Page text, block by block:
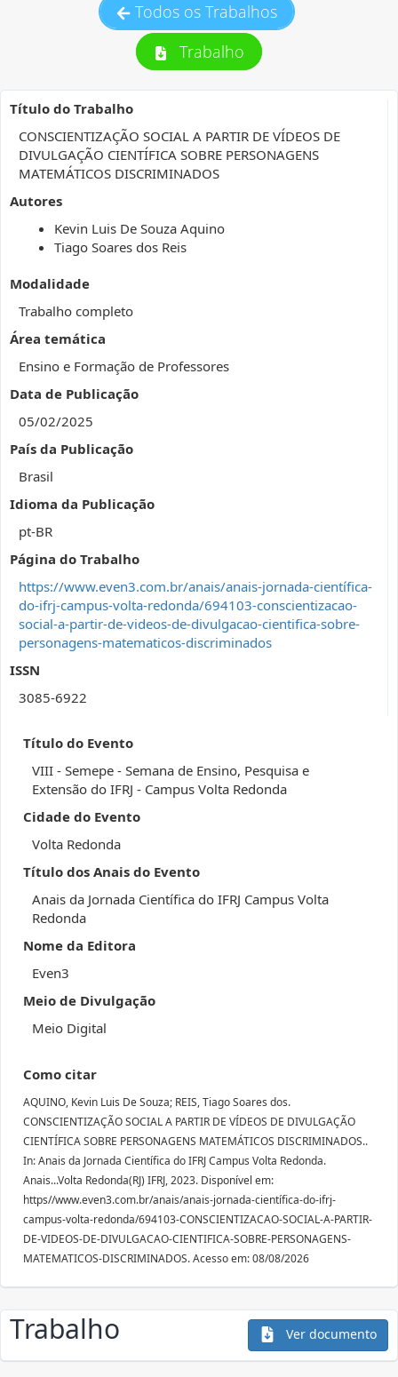
Todos os Trabalhos
Trabalho
Título do Trabalho
CONSCIENTIZAÇÃO SOCIAL A PARTIR DE VÍDEOS DE
DIVULGAÇÃO CIENTÍFICA SOBRE PERSONAGENS
MATEMÁTICOS DISCRIMINADOS
Autores
Kevin Luis De Souza Aquino
Tiago Soares dos Reis
Modalidade
Trabalho completo
Área temática
Ensino e Formação de Professores
Data de Publicação
05/02/2025
País da Publicação
Brasil
Idioma da Publicação
pt-BR
Página do Trabalho
https://www.even3.com.br/anais/anais-jornada-científica-
do-ifrj-campus-volta-redonda/694103-conscientizacao-
social-a-partir-de-videos-de-divulgacao-cientifica-sobre-
personagens-matematicos-discriminados
ISSN
3085-6922
Título do Evento
VIII - Semepe - Semana de Ensino, Pesquisa e
Extensão do IFRJ - Campus Volta Redonda
Cidade do Evento
Volta Redonda
Título dos Anais do Evento
Anais da Jornada Científica do IFRJ Campus Volta
Redonda
Nome da Editora
Even3
Meio de Divulgação
Meio Digital
Como citar
AQUINO, Kevin Luis De Souza; REIS, Tiago Soares dos.
CONSCIENTIZAÇÃO SOCIAL A PARTIR DE VÍDEOS DE DIVULGAÇÃO
CIENTÍFICA SOBRE PERSONAGENS MATEMÁTICOS DISCRIMINADOS..
In: Anais da Jornada Científica do IFRJ Campus Volta Redonda.
Anais...Volta Redonda(RJ) IFRJ, 2023. Disponível em:
https//www.even3.com.br/anais/anais-jornada-científica-do-ifrj-
campus-volta-redonda/694103-CONSCIENTIZACAO-SOCIAL-A-PARTIR-
DE-VIDEOS-DE-DIVULGACAO-CIENTIFICA-SOBRE-PERSONAGENS-
MATEMATICOS-DISCRIMINADOS. Acesso em: 08/08/2026
Trabalho Ver documento